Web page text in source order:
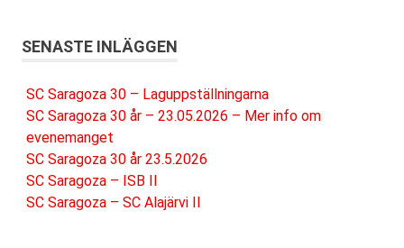
SENASTE INLÄGGEN
SC Saragoza 30 – Laguppställningarna
SC Saragoza 30 år – 23.05.2026 – Mer info om
evenemanget
SC Saragoza 30 år 23.5.2026
SC Saragoza – ISB II
SC Saragoza – SC Alajärvi II